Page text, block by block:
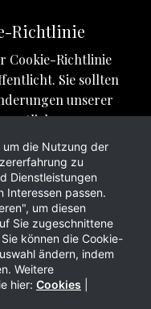
Richtlinie
Cookie-Richtlinie
Sie sollten
unserer
und
einholen.
auf der
um die Nutzung der
zu
Dienstleistungen
Interessen passen.
um diesen
Sie zugeschnittene
können die Cookie-
ändern, indem
Weitere
hier: Cookies